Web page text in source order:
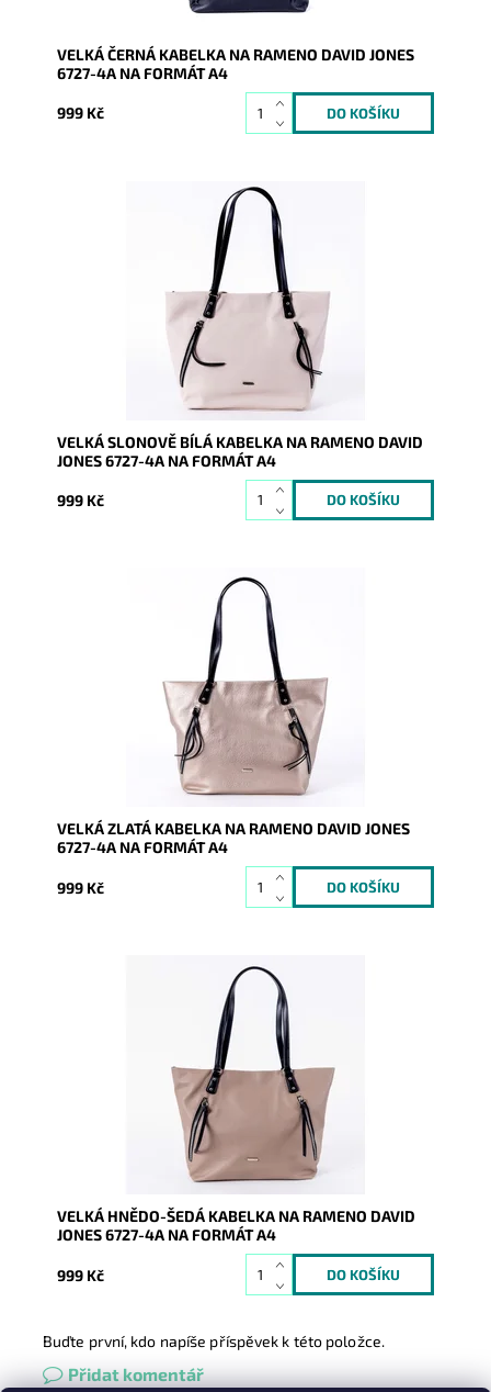
VELKÁ ČERNÁ KABELKA NA RAMENO DAVID JONES
6727-4A NA FORMÁT A4
999 Kč
Velká slonově bílá kabelka na rameno David Jones na
formát A4 z měkké syntetické kůže.
Skladem
9824
David Jones Paris
2 roky
VELKÁ SLONOVĚ BÍLÁ KABELKA NA RAMENO DAVID
JONES 6727-4A NA FORMÁT A4
999 Kč
Velká zlatá kabelka na rameno David Jones na formát
A4 z měkké syntetické kůže.
Skladem
David Jones Paris
2 roky
VELKÁ ZLATÁ KABELKA NA RAMENO DAVID JONES
6727-4A NA FORMÁT A4
999 Kč
Velká hnědo-šedá kabelka na rameno David Jones na
formát A4 z měkké syntetické kůže.
Skladem
David Jones Paris
2 roky
VELKÁ HNĚDO-ŠEDÁ KABELKA NA RAMENO DAVID
JONES 6727-4A NA FORMÁT A4
999 Kč
Buďte první, kdo napíše příspěvek k této položce.
Přidat komentář